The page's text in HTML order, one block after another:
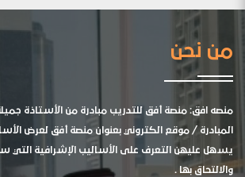
من نحن
منصه افق: منصة أفق للتدريب مبادرة من الأستاذة
المبادرة / موقع الكتروني بعنوان منصة أفق لعرض
يسهل عليهن التعرف على الأساليب الإشرافية التي
والالتحاق بها .